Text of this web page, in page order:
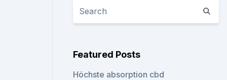
Featured Posts
Höchste absorption cbd